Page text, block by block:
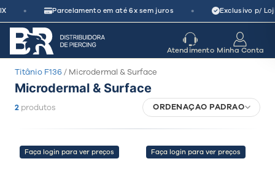
Pular
para
conteúdo
• Parcelamento em até 6x sem juros • Exclusivo p/
de crescimento
Atendimento Minha Conta
Titânio F136 / Microdermal & Surface
Microdermal & Surface
2 produtos ORDENAÇÃO PADRÃO
Faça login para ver preços Faça login para ver preços